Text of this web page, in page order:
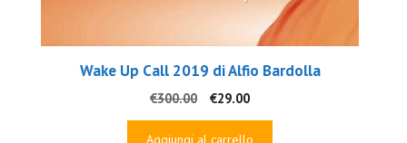
Wake Up Call 2019 di Alfio Bardolla
€300.00
Il
originale
€29.00Il
attuale
Aggiungi al carrello